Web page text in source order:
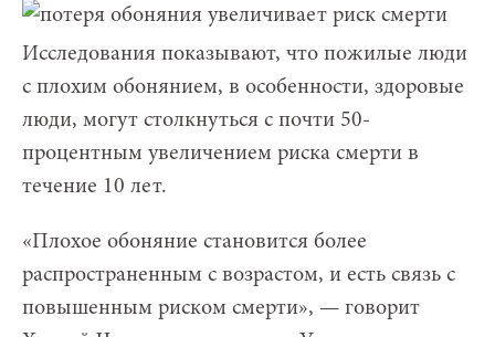
Исследования показывают, что пожилые люди
с плохим обонянием, в особенности, здоровые
люди, могут столкнуться с почти 50-
процентным увеличением риска смерти в
течение 10 лет.
«Плохое обоняние становится более
распространенным с возрастом, и есть связь с
повышенным риском смерти», — говорит